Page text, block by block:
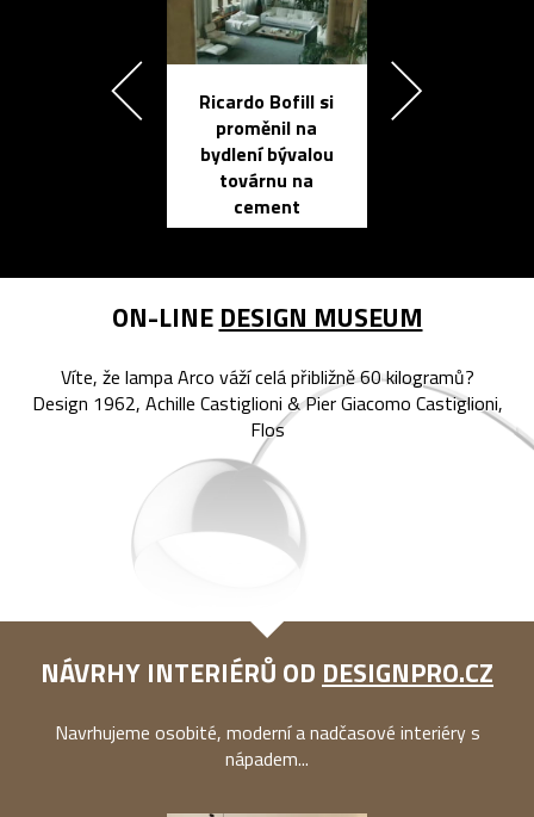
Ricardo Bofill si
proměnil na
bydlení bývalou
továrnu na
cement
ON-LINE DESIGN MUSEUM
Víte, že lampa Arco váží celá přibližně 60 kilogramů?
Design 1962, Achille Castiglioni & Pier Giacomo Castiglioni,
Flos
NÁVRHY INTERIÉRŮ OD DESIGNPRO.CZ
Navrhujeme osobité, moderní a nadčasové interiéry s
nápadem...